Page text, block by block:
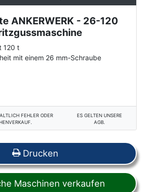
ANKERWERK - 26-120
120 t
mit einem 26 mm-Schraube
FEHLER ODER
ES GELTEN UNSERE
AGB.
Drucken
Maschinen verkaufen